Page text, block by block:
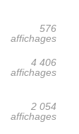
576
affichages
4 406
affichages
2 054
affichages